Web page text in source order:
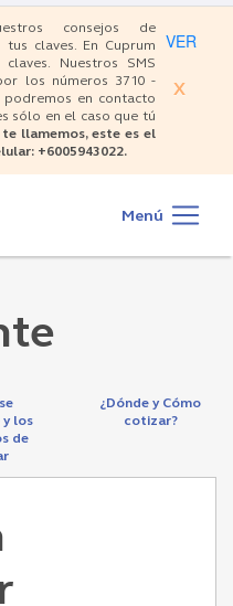
VER
consejos de
claves. En Cuprum
Nuestros SMS
los números 3710 -
podremos en contacto
sólo en el caso que tú
llamemos, este es el
+6005943022.
X
Menú
y los
de
¿Dónde y Cómo
cotizar?